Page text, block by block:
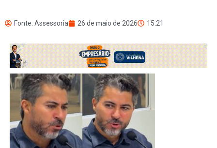
Fonte: Assessoria 26 de maio de 2026 15:21